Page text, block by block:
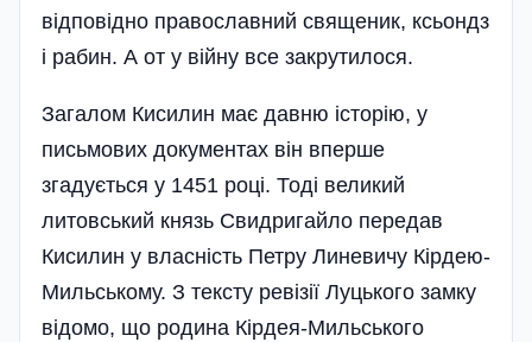
відповідно православний священик, ксьондз
і рабин. А от у війну все закрутилося.
Загалом Кисилин має давню історію, у
письмових документах він вперше
згадується у 1451 році. Тоді великий
литовський князь Свидригайло передав
Кисилин у власність Петру Линевичу Кірдею-
Мильському. З тексту ревізії Луцького замку
відомо, що родина Кірдея-Ми­ль­ського